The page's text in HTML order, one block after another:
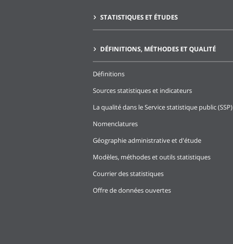
STATISTIQUES ET ÉTUDES
DÉFINITIONS, MÉTHODES ET QUALITÉ
Définitions
Sources statistiques et indicateurs
La qualité dans le Service statistique public (SSP)
Nomenclatures
Géographie administrative et d'étude
Modèles, méthodes et outils statistiques
Courrier des statistiques
Offre de données ouvertes